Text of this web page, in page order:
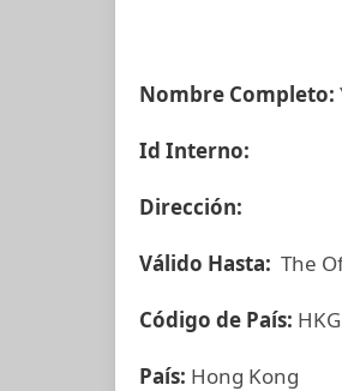
Nombre Completo:
Id Interno:
Dirección:
Válido Hasta: The
Código de País: HKG
País: Hong Kong